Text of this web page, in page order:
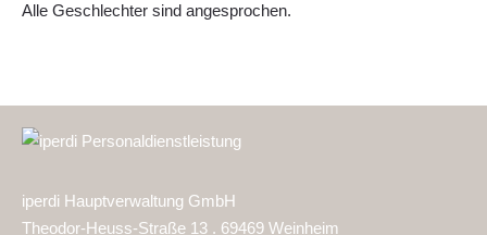
Alle Geschlechter sind angesprochen.
iperdi Hauptverwaltung GmbH
Theodor-Heuss-Straße 13 . 69469 Weinheim